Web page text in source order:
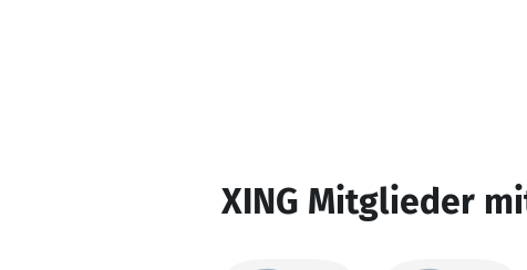
XING Mitglieder